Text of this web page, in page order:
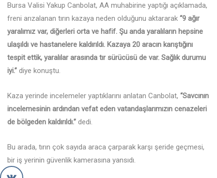
Bursa Valisi Yakup Canbolat, AA muhabirine yaptığı açıklamada,
freni arızalanan tırın kazaya neden olduğunu aktararak “9 ağır
yaralımız var, diğerleri orta ve hafif. Şu anda yaralıların hepsine
ulaşıldı ve hastanelere kaldırıldı. Kazaya 20 aracın karıştığını
tespit ettik, yaralılar arasında tır sürücüsü de var. Sağlık durumu
iyi.” diye konuştu.
Kaza yerinde incelemeler yaptıklarını anlatan Canbolat, “Savcının
incelemesinin ardından vefat eden vatandaşlarımızın cenazeleri
de bölgeden kaldırıldı.” dedi.
Bu arada, tırın çok sayıda araca çarparak karşı şeride geçmesi,
bir iş yerinin güvenlik kamerasına yansıdı.